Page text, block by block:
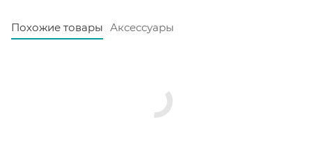
Похожие товары Аксессуары